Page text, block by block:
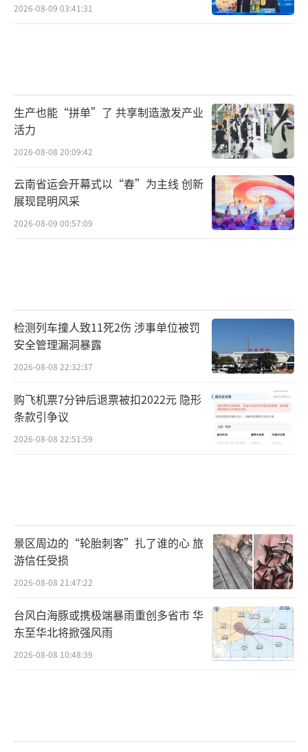
2026-08-09 03:41:31
生产也能“拼单”了 共享制造激发产业
活力
2026-08-08 20:09:42
云南省运会开幕式以“春”为主线 创新
展现昆明风采
2026-08-09 00:57:09
检测列车撞人致11死2伤 涉事单位被罚
安全管理漏洞暴露
2026-08-08 22:32:37
购飞机票7分钟后退票被扣2022元 隐形
条款引争议
2026-08-08 22:51:59
景区周边的“轮胎刺客”扎了谁的心 旅
游信任受损
2026-08-08 21:47:22
台风白海豚或携极端暴雨重创多省市 华
东至华北将掀强风雨
2026-08-08 10:48:39